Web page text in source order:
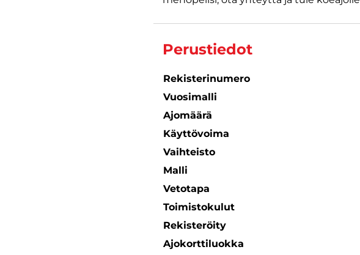
Perustiedot
Rekisterinumero
Vuosimalli
Ajomäärä
Käyttövoima
Vaihteisto
Malli
Vetotapa
Toimistokulut
Rekisteröity
Ajokorttiluokka